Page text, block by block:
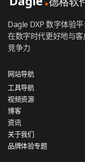
Dagle DXP 数字体验
在数字时代更好地与
竞争力
网站导航
工具导航
视频资源
博客
资讯
关于我们
品牌体验专题